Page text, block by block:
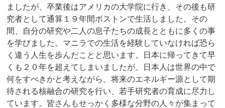
ましたが、卒業後はアメリカの大学院に行き、その後も研
究者として通算１９年間ボストンで生活しました。その
間、自分の研究や二人の息子たちの成長とともに多くの事
を学びました。マニラでの生活を経験していなければ恐ら
く違う人生を歩んだことと思います。日本に帰ってきて早
くも２０年を超えてしまいましたが、日本人は世界の中で
何をすべきかと考えながら、将来のエネルギー源として期
待される核融合の研究を行い、若手研究者の育成に尽力し
ています。皆さんもせっかく多様な分野の人々が集まって